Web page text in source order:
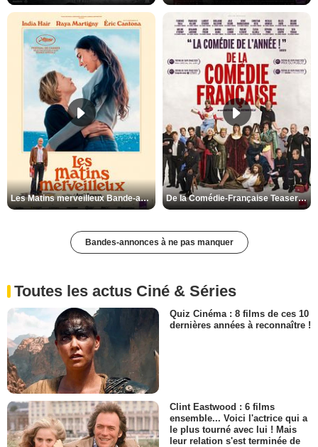
Les Matins merveilleux Bande-annonce VF De la Comédie-Française Teaser VF
Bandes-annonces à ne pas manquer
Toutes les actus Ciné & Séries
Quiz Cinéma : 8 films de ces 10
dernières années à reconnaître !
Clint Eastwood : 6 films
ensemble... Voici l'actrice qui a
le plus tourné avec lui ! Mais
leur relation s'est terminée de